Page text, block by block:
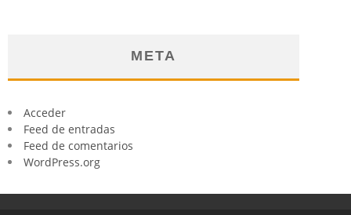
META
Acceder
Feed de entradas
Feed de comentarios
WordPress.org